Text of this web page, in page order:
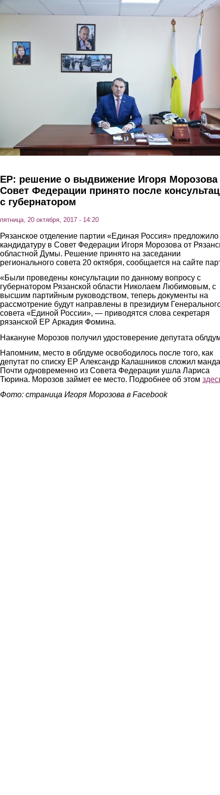
Перейти к основному содержанию
ЕР: решение о выдвижение Игоря Морозова
Совет Федерации принято после
с губернатором
пятница, 20 октября, 2017 - 14:20
Рязанское отделение партии «Единая Россия» предложило
кандидатуру в Совет Федерации Игоря Морозова от
областной Думы. Решение принято на заседании
регионального совета 20 октября, сообщается на сайте
«Были проведены консультации по данному вопросу с
губернатором Рязанской области Николаем Любимовым, с
высшим партийным руководством, теперь документы на
рассмотрение будут направлены в президиум
совета «Единой России», — приводятся слова секретаря
рязанской ЕР Аркадия Фомина.
Накануне Морозов получил удостоверение депутата
Напомним, место в облдуме освободилось после того, как
депутат по списку ЕР Александр Калашников сложил
Почти одновременно из Совета Федерации ушла Лариса
Тюрина. Морозов займет ее место. Подробнее об этом
Фото: страница Игоря Морозова в Facebook